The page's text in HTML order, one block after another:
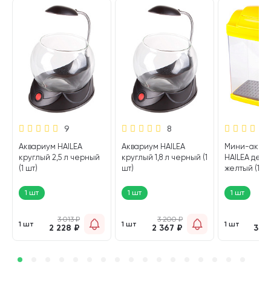
9
Аквариум HAILEA
круглый 2,5 л черный
(1 шт)
1 шт
1 шт
3 013₽
2 228 ₽
8
Аквариум HAILEA
круглый 1,8 л черный (1
шт)
1 шт
1 шт
3 200₽
2 367 ₽
Мини-
HAILEA
желтый (1
1 шт
1 шт 3